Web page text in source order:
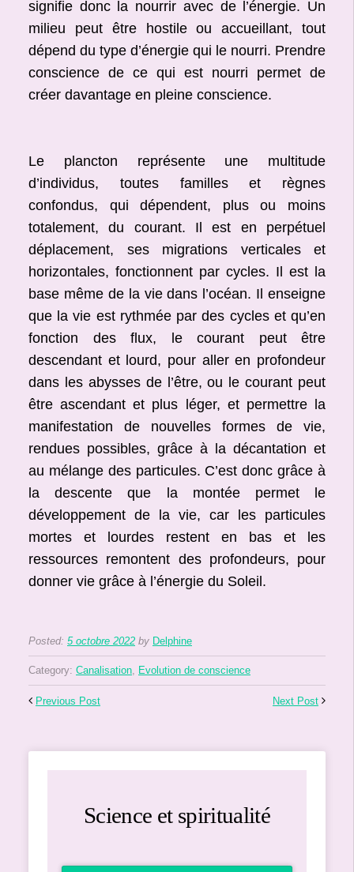
signifie donc la nourrir avec de l’énergie. Un
milieu peut être hostile ou accueillant, tout
dépend du type d’énergie qui le nourri. Prendre
conscience de ce qui est nourri permet de
créer davantage en pleine conscience.
Le plancton représente une multitude
d’individus, toutes familles et règnes
confondus, qui dépendent, plus ou moins
totalement, du courant. Il est en perpétuel
déplacement, ses migrations verticales et
horizontales, fonctionnent par cycles. Il est la
base même de la vie dans l’océan. Il enseigne
que la vie est rythmée par des cycles et qu’en
fonction des flux, le courant peut être
descendant et lourd, pour aller en profondeur
dans les abysses de l’être, ou le courant peut
être ascendant et plus léger, et permettre la
manifestation de nouvelles formes de vie,
rendues possibles, grâce à la décantation et
au mélange des particules. C’est donc grâce à
la descente que la montée permet le
développement de la vie, car les particules
mortes et lourdes restent en bas et les
ressources remontent des profondeurs, pour
donner vie grâce à l’énergie du Soleil.
Posted: 5 octobre 2022 by Delphine
Category: Canalisation, Evolution de conscience
Previous Post Next Post
Science et spiritualité